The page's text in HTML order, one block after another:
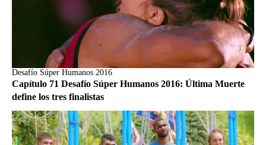
Desafío Súper Humanos 2016
Capítulo 71 Desafío Súper Humanos 2016: Última Muerte
define los tres finalistas